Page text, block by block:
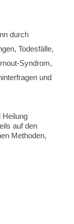
durch
Todesfälle,
Syndrom,
und
Heilung
auf den
Methoden,